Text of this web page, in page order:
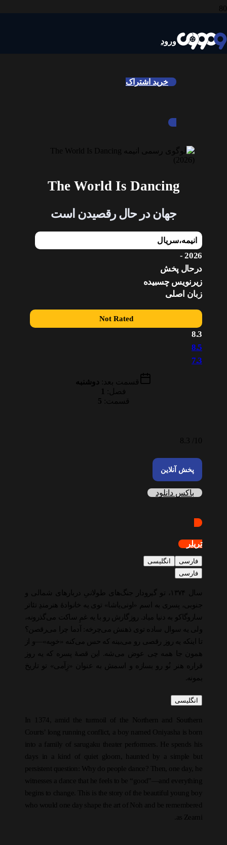
ورود
خرید اشتراک
The World Is Dancing
جهان در حال رقصیدن است
انیمه،سریال
2026 -
درحال پخش
زیرنویس چسبیده
زبان اصلی
Not Rated
8.3
8.5
7.3
قسمت بعد:
دوشنبه
فصل:
1
قسمت:
5
10/
8.3
پخش آنلاین
باکس دانلود
تریلر
فارسی
انگلیسی
فارسی
سال ۱۳۷۴، تو گیرودار جنگ‌های طولانیِ دربارهای شمالی و
جنوبی، پسری به اسم «اونی‌یاشا» توی یه خانوادهٔ هنرمندِ تئاتر
ساروگاکو به دنیا میاد. روزگارش رو با یه غمِ ساکت می‌گذرونه،
ولی یه سوال ساده توی ذهنش می‌چرخه: آدما چرا می‌رقصن؟
تا اینکه یه روز رقصی رو می‌بینه که حس می‌کنه «خوبه»—و از
همون جا همه چی عوض می‌شه. این قصهٔ پسره که یه روز
قراره هنر نُو رو بسازه و اسمش به عنوان «زِآمی» تو تاریخ
بمونه.
انگلیسی
In 1374, amid the turmoil of the Northern and Southern
Courts’ long running conflict, a boy named Oniyasha is born
into a family of sarugaku theater performers. He spends his
days in a kind of quiet gloom, haunted by a simple but
persistent question: Why do people dance? Then, one day, he
witnesses a dance that he feels to be “good”—and everything
begins to change. This is the story of the beautiful young boy
who would one day shape the art of Noh and be remembered
as Zeami.